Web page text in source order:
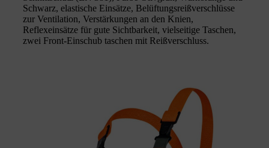
Schwarz, elastische Einsätze, Belüftungsreißverschlüsse
zur Ventilation, Verstärkungen an den Knien,
Reflexeinsätze für gute Sichtbarkeit, vielseitige Taschen,
zwei Front-Einschub taschen mit Reißverschluss.